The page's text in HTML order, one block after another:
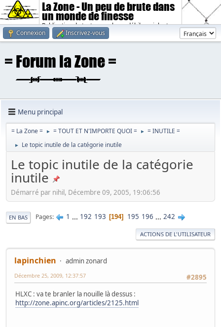
La Zone - Un peu de brute dans
un monde de finesse
Publication de textes sombres, débiles, violents.
Connexion
Inscrivez-vous
Menu principal
= La Zone = ► = TOUT ET N'IMPORTE QUOI = ► = INUTILE =
► Le topic inutile de la catégorie inutile
Le topic inutile de la catégorie
inutile
Démarré par nihil, Décembre 09, 2005, 19:06:56
EN BAS Pages 1 ... 192 193 194 195 196 ... 242
ACTIONS DE L'UTILISATEUR
lapinchien
admin zonard
#2895
Décembre 25, 2009, 12:37:57
HLXC : va te branler la nouille là dessus :
http://zone.apinc.org/articles/2125.html